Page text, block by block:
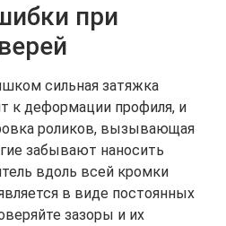
при
сильная затяжка
к деформации профиля, и
роликов, вызывающая
забывают наносить
вдоль всей кромки
в виде постоянных
зазоры и их